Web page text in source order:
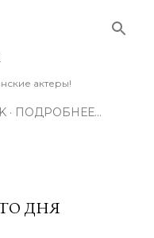
актеры!
ПОДРОБНЕЕ…
ДНЯ